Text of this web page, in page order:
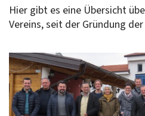
Hier gibt es eine Übersicht
Vereins, seit der Gründung